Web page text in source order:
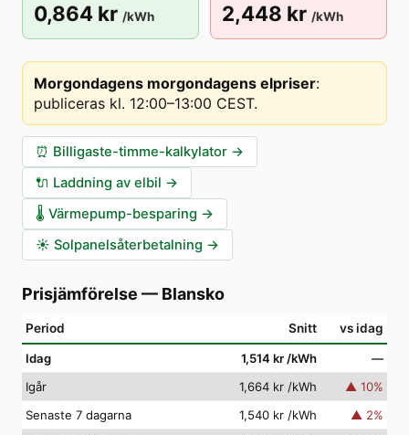
0,864 kr /kWh 2,448 kr /kWh
Morgondagens morgondagens elpriser:
publiceras kl. 12:00–13:00 CEST.
⏰ Billigaste-timme-kalkylator →
🔌 Laddning av elbil →
🌡️ Värmepump-besparing →
☀️ Solpanelsåterbetalning →
Prisjämförelse — Blansko
Period Snitt vs idag
Idag 1,514 kr /kWh
—
Igår
1,664 kr /kWh ▲ 10%
Senaste 7 dagarna
1,540 kr /kWh ▲ 2%